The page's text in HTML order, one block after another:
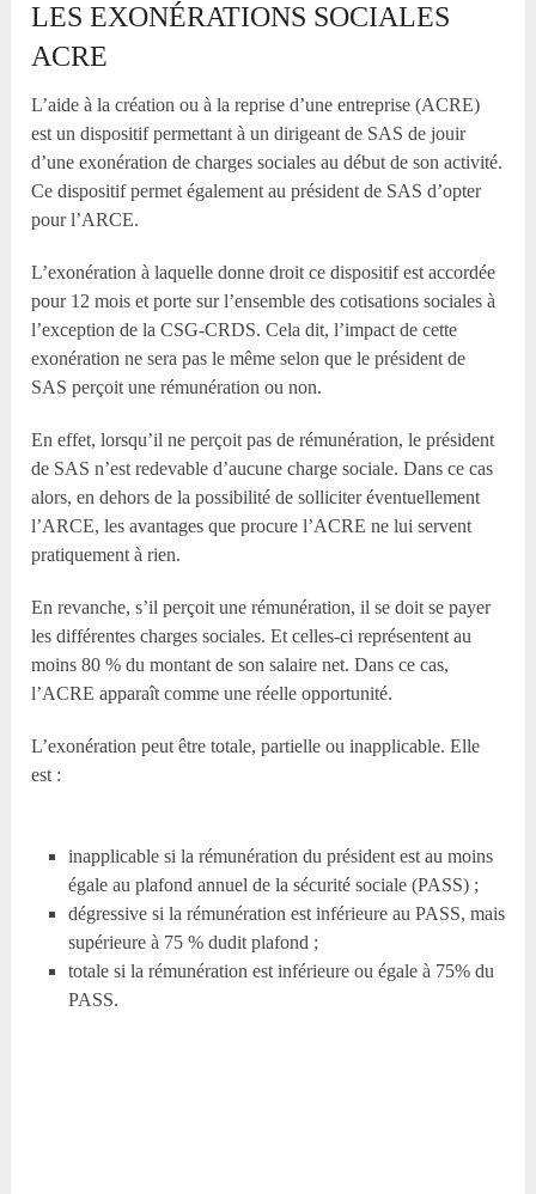
LES EXONÉRATIONS SOCIALES
ACRE
L’aide à la création ou à la reprise d’une entreprise (ACRE)
est un dispositif permettant à un dirigeant de SAS de jouir
d’une exonération de charges sociales au début de son activité.
Ce dispositif permet également au président de SAS d’opter
pour l’ARCE.
L’exonération à laquelle donne droit ce dispositif est accordée
pour 12 mois et porte sur l’ensemble des cotisations sociales à
l’exception de la CSG-CRDS. Cela dit, l’impact de cette
exonération ne sera pas le même selon que le président de
SAS perçoit une rémunération ou non.
En effet, lorsqu’il ne perçoit pas de rémunération, le président
de SAS n’est redevable d’aucune charge sociale. Dans ce cas
alors, en dehors de la possibilité de solliciter éventuellement
l’ARCE, les avantages que procure l’ACRE ne lui servent
pratiquement à rien.
En revanche, s’il perçoit une rémunération, il se doit se payer
les différentes charges sociales. Et celles-ci représentent au
moins 80 % du montant de son salaire net. Dans ce cas,
l’ACRE apparaît comme une réelle opportunité.
L’exonération peut être totale, partielle ou inapplicable. Elle
est :
inapplicable si la rémunération du président est au moins
égale au plafond annuel de la sécurité sociale (PASS) ;
dégressive si la rémunération est inférieure au PASS, mais
supérieure à 75 % dudit plafond ;
totale si la rémunération est inférieure ou égale à 75% du
PASS.